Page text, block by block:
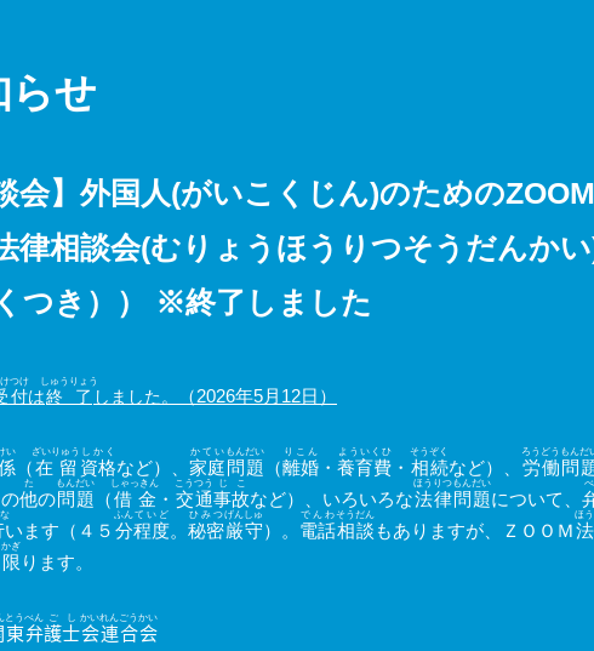
らせ
会】外国人(がいこくじん)のための
律相談会(むりょうほうりつそうだんか
つき）） ※終了しました
付
つけ
は終了
しゅうりょう
しました。 （2026年5月12日）
い
（在留
ざいりゅう
資格
しかく
など）、 家庭
かてい
問題
もんだい
（離婚
りこん
・ 養育費
よういくひ
・ 相続
そうぞく
など）、 労働
ろうどう
問
もんだ
他
た
の問題
もんだい
（借金
しゃっきん
・ 交通
こうつう
事故
じこ
など） 、いろいろな法律
ほうりつ
問題
もんだい
について
います（４５ 分
ふん
程度
ていど
。 秘密
ひみつ
厳守
げんしゅ
） 。 電話
でんわ
相談
そうだん
もありますが 、ＺＯＯＭ
ほ
限
かぎ
ります。
東
とう
弁
べん
護
ご
士
し
会
かい
連
れん
合
ごう
会
かい